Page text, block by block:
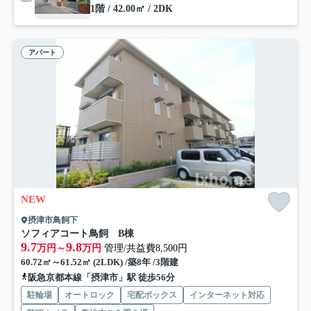
1階 / 42.00㎡ / 2DK
アパート
NEW
摂津市鳥飼下
ソフィアコート鳥飼 B棟
9.7万円～9.8万円 管理/共益費8,500円
60.72㎡～61.52㎡ (2LDK) /築8年 /3階建
阪急京都本線「摂津市」駅 徒歩56分
駐輪場 オートロック 宅配ボックス
インターネット対応